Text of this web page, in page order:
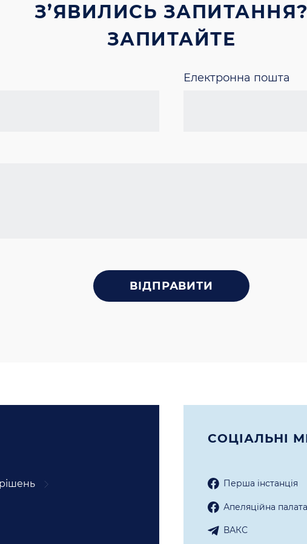
З’ЯВИЛИСЬ
ЗАПИТАЙТЕ
Електронна пошта
СОЦIАЛЬНI
Перша iнстанцiя
Апеляцiйна палата
ВАКС